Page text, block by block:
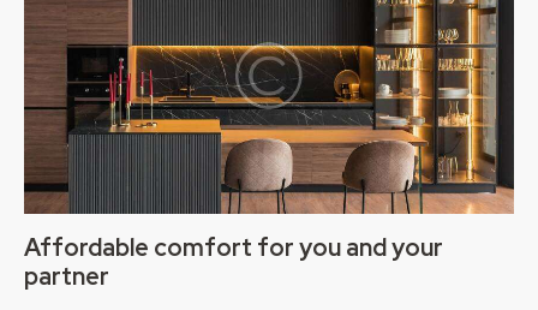
Affordable comfort for you and your
partner